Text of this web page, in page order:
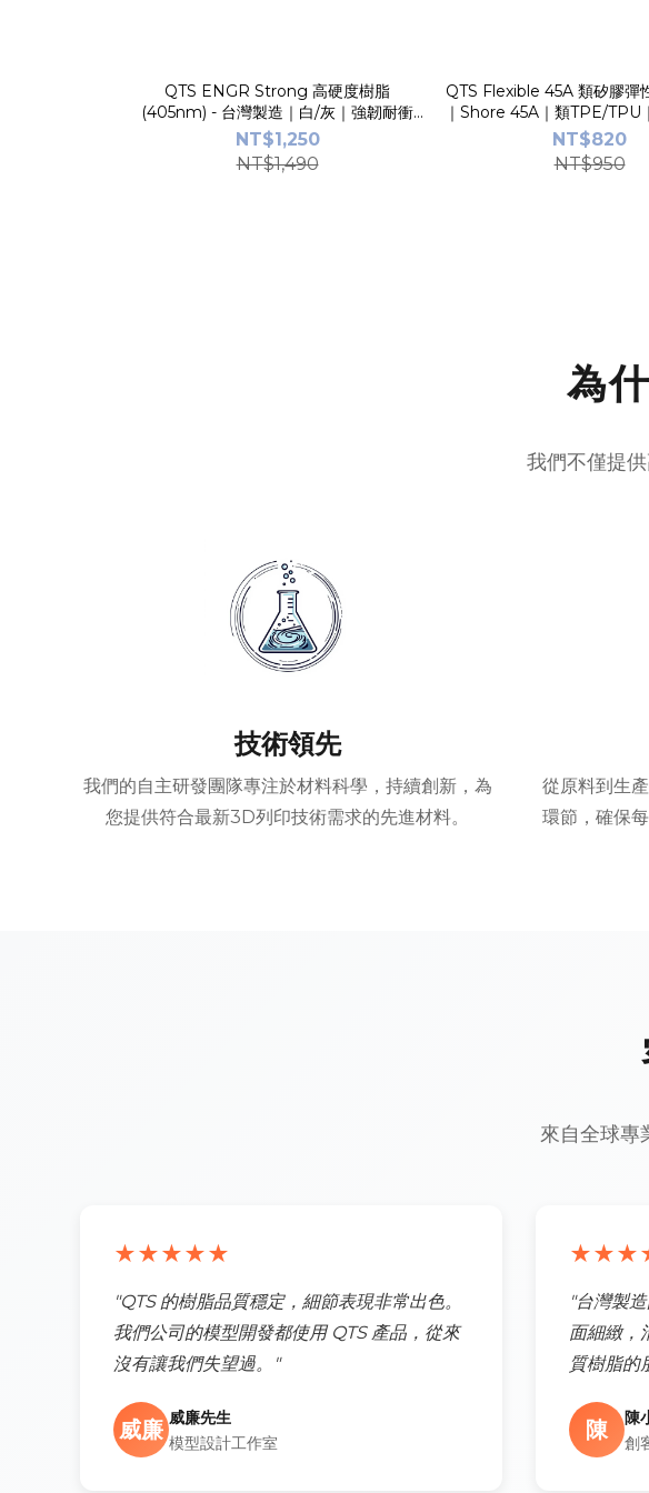
QTS ENGR Strong 高硬度樹脂
(405nm) - 台灣製造｜白/灰｜強韌耐衝
擊、高精度｜泛用工程級
NT$1,250
NT$1,490
QTS Flexible 45A 類矽膠彈
｜Shore 45A｜類TPE/TPU
折｜無TPO｜台灣製
NT$820
NT$950
為
我們不僅提
技術領先
我們的自主研發團隊專注於材料科學，持續創新，為
您提供符合最新3D列印技術需求的先進材料。
從原料到生
環節，確保
來自全球專
★★★★★
"QTS 的樹脂品質穩定，細節表現非常出色。
我們公司的模型開發都使用 QTS 產品，從來
沒有讓我們失望過。"
威廉 威廉先生
模型設計工作室
"台灣製
面細緻，
質樹脂的
陳
陳
創